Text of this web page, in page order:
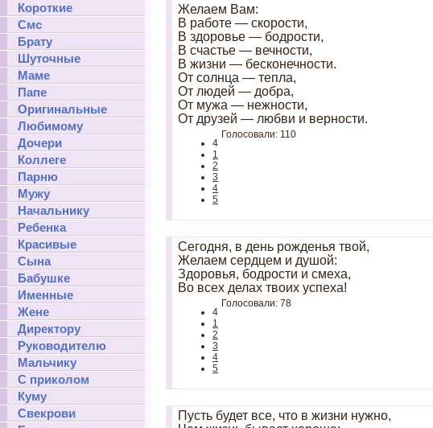
Короткие
Смс
Брату
Шуточные
Маме
Папе
Оригинальные
Любимому
Дочери
Коллеге
Парню
Мужу
Начальнику
Ребенка
Красивые
Сына
Бабушке
Именные
Жене
Директору
Руководителю
Мальчику
С приколом
Куму
Свекрови
Желаем Вам:
В работе — скорости,
В здоровье — бодрости,
В счастье — вечности,
В жизни — бесконечности.
От солнца — тепла,
От людей — добра,
От мужа — нежности,
От друзей — любви и верности.
4
1
2
3
4
5
Голосовали: 110
Сегодня, в день рожденья твой,
Желаем сердцем и душой:
Здоровья, бодрости и смеха,
Во всех делах твоих успеха!
4
1
2
3
4
5
Голосовали: 78
Пусть будет все, что в жизни нужно,